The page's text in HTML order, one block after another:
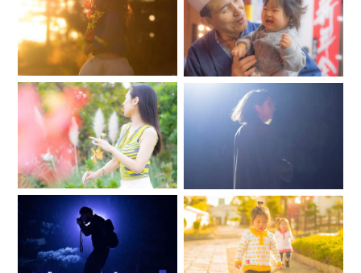
＊ニューボーンフォトに最適な時期を過ぎてしまったけれど
写真は残せる？
＊自宅まで本当に直接来てもらえるの？
＊こんな場所で撮りたいが可能か？
＊ほかのカメラマンと比べて検討材料にしたい etc
＊なんでもOKです
●予約リクエストを入れる前にまずは一度チャットでご連絡を
いただければと思います。
問い合わせの際に
・希望日 第１～第３希望
・希望の時間帯(午前・午後など)※特になければ不要
・撮影場所・エリア(具体的に決まっていれば：●●神社・
●●公園など、ご自宅の場合は●●市〇駅付近の自宅等)
・撮影内容(宮参り・家族写真・ニューボーンフォト等)